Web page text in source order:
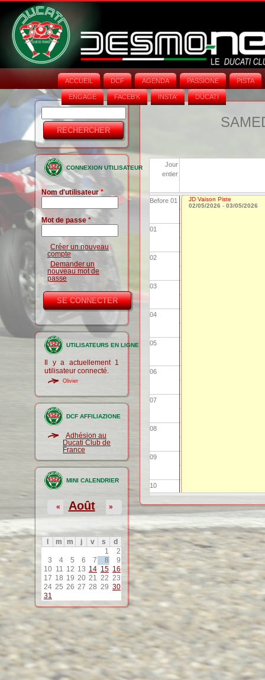
ACCUEIL DCF AGENDA PASSIONE PISTA
ENGAGE FACEB'K INSTA‘ DUCATI
Formulaire
de
recherche
CONNEXION UTILISATEUR
Nom d'utilisateur*
Mot de passe *
Créer un nouveau
compte
Demander un
nouveau mot de
passe
UTILISATEURS EN LIGNE
Il y a actuellement 1
utilisateur connecté.
Olivier
DCF AFFILIAZIONE
Adhésion au
Ducati Club de
France
MINI CALENDRIER
Août
« »
m m j v s
d
1
2
3
4 5 6 7 8
9
10 11 12 13 14 15 16
17 18 19 20 21 22 23
24 25 26 27 28 29 30
31
Jour
entier
Before 01
01
02
03
04
05
06
07
08
09
10
11
12
13
15
JD Vaison Piste
02/05/2026 - 03/05/2026